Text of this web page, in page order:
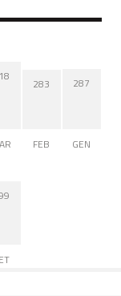
283
FEB
287
GEN